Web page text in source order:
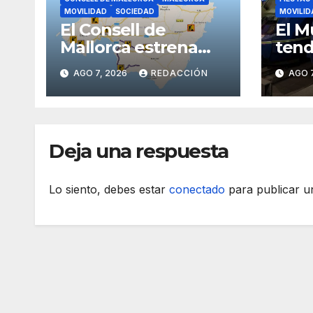
MOVILIDAD
SOCIEDAD
El Consell de
Mallorca estrena
una plataforma
inteligente de
incidencias viarias
AGO 7, 2026 REDACCIÓN
El
AGO
Deja una respuesta
Lo siento, debes estar conectado para publicar